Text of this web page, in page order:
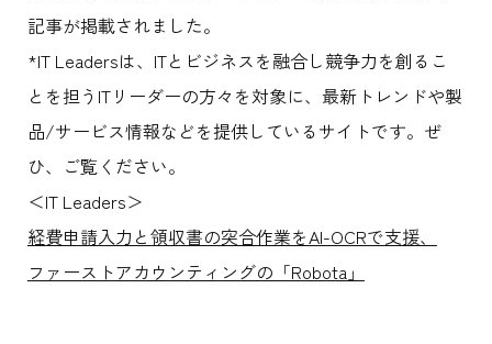
記事が掲載されました。
*IT Leadersは、ITとビジネスを融合し競争力を創るこ
とを担うITリーダーの方々を対象に、最新トレンドや製
品/サービス情報などを提供しているサイトです。ぜ
ひ、ご覧ください。
＜IT Leaders＞
経費申請入力と領収書の突合作業をAI-OCRで支援、
ファーストアカウンティングの「Robota」